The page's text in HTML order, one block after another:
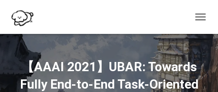
换
航
【AAAI 2021】UBAR: Towards
Fully End-to-End Task-Oriented